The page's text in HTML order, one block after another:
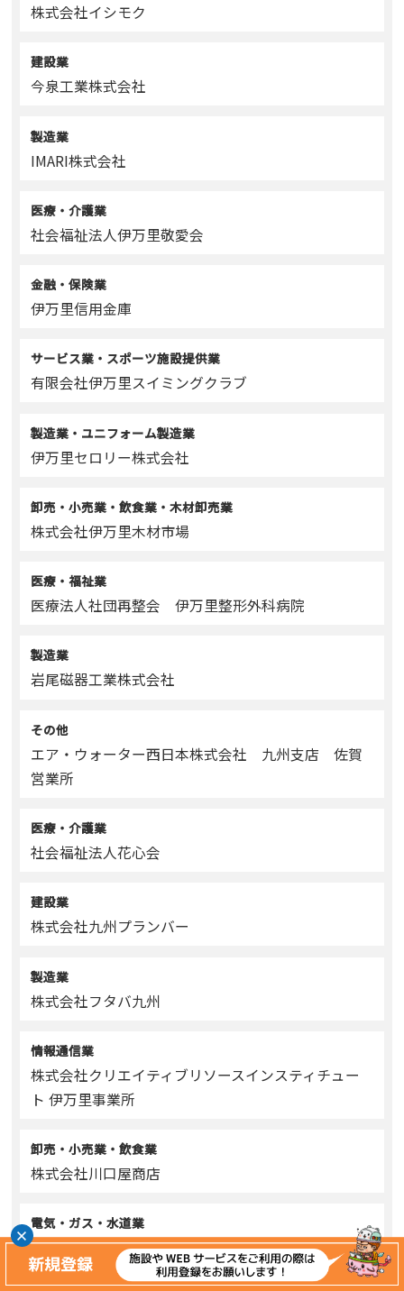
株式会社イシモク
建設業
今泉工業株式会社
製造業
IMARI株式会社
医療・介護業
社会福祉法人伊万里敬愛会
金融・保険業
伊万里信用金庫
サービス業・スポーツ施設提供業
有限会社伊万里スイミングクラブ
製造業・ユニフォーム製造業
伊万里セロリー株式会社
卸売・小売業・飲食業・木材卸売業
株式会社伊万里木材市場
医療・福祉業
医療法人社団再整会 伊万里整形外科病院
製造業
岩尾磁器工業株式会社
その他
エア・ウォーター西日本株式会社 九州支店 佐賀
営業所
医療・介護業
社会福祉法人花心会
建設業
株式会社九州プランバー
製造業
株式会社フタバ九州
情報通信業
株式会社クリエイティブリソースインスティチュー
ト 伊万里事業所
卸売・小売業・飲食業
株式会社川口屋商店
電気・ガス・水道業
株式会社ガスパル九州 伊万里販売所